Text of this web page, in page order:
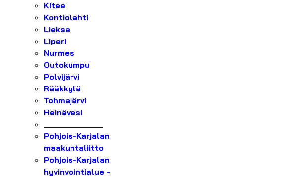
Kitee
Kontiolahti
Lieksa
Liperi
Nurmes
Outokumpu
Polvijärvi
Rääkkylä
Tohmajärvi
Heinävesi
Pohjois-Karjalan
maakuntaliitto
Pohjois-Karjalan
hyvinvointialue -